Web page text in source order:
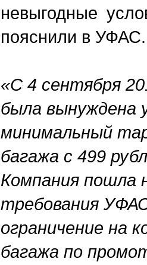
невыгодные
пояснили в УФАС.
«С 4 сентября
была вынуждена
минимальный
багажа с 499
Компания пошла
требования
ограничение на
багажа по